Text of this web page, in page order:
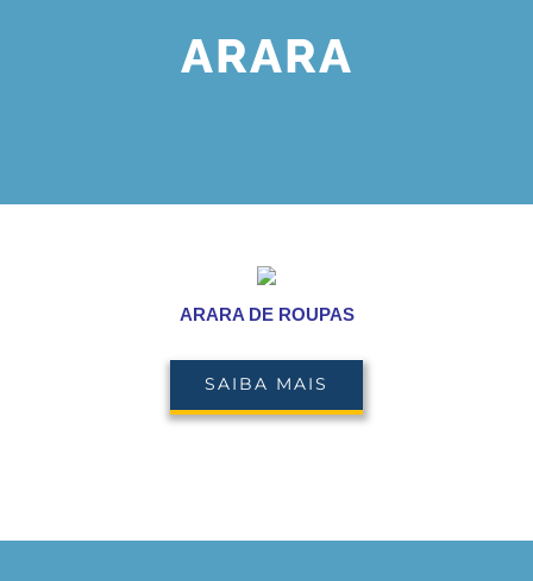
ARARA
ARARA DE ROUPAS
SAIBA MAIS